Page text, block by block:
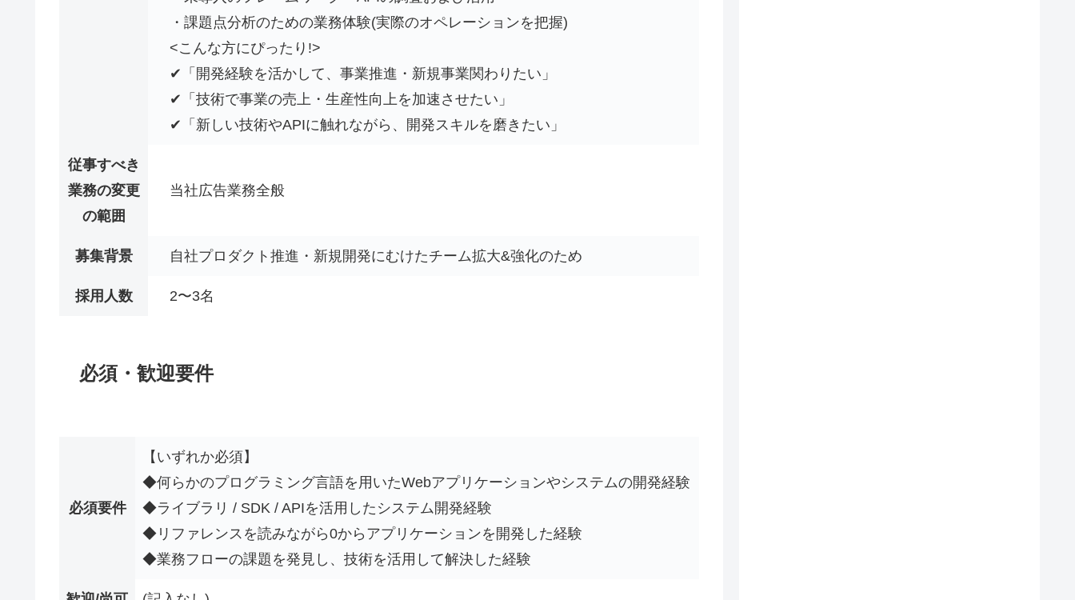
・課題点分析のための業務体験(実際のオペレーションを把握)
<こんな方にぴったり!>
✔「開発経験を活かして、事業推進・新規事業関わりたい」
✔「技術で事業の売上・生産性向上を加速させたい」
✔「新しい技術やAPIに触れながら、開発スキルを磨きたい」
従事すべき
業務の変更
の範囲
当社広告業務全般
募集背景 自社プロダクト推進・新規開発にむけたチーム拡大&強化のため
採用人数 2〜3名
必須・歓迎要件
必須要件
【いずれか必須】
◆何らかのプログラミング言語を用いたWebアプリケーションやシステムの開発経験
◆ライブラリ / SDK / APIを活用したシステム開発経験
◆リファレンスを読みながら0からアプリケーションを開発した経験
◆業務フローの課題を発見し、技術を活用して解決した経験